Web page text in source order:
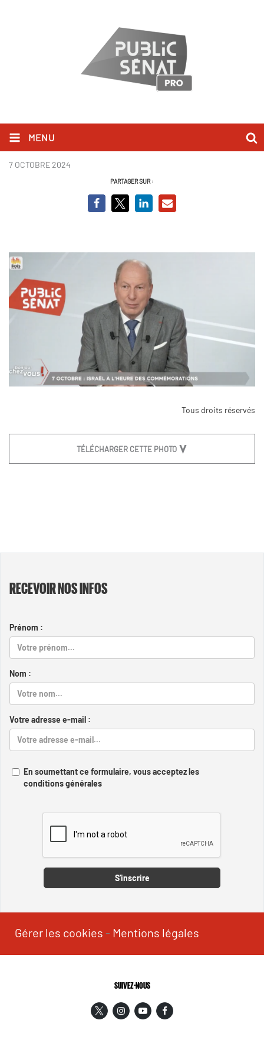
MENU
Eric Danon
7 OCTOBRE 2024
PARTAGER SUR :
Tous droits réservés
TÉLÉCHARGER CETTE PHOTO
RECEVOIR NOS INFOS
Prénom :
Nom :
Votre adresse e-mail :
En soumettant ce formulaire, vous acceptez les
conditions générales
S'inscrire
Gérer les cookies - Mentions légales
SUIVEZ-NOUS